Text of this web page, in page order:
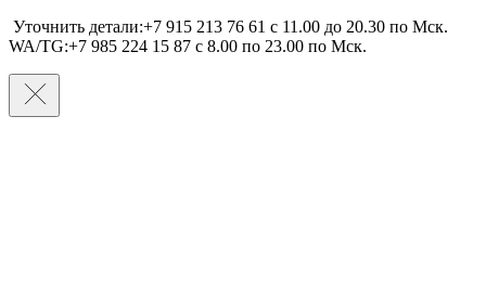
Уточнить детали:+7 915 213 76 61 c 11.00 до 20.30 по Мcк.
WA/TG:+7 985 224 15 87 c 8.00 по 23.00 по Мcк.